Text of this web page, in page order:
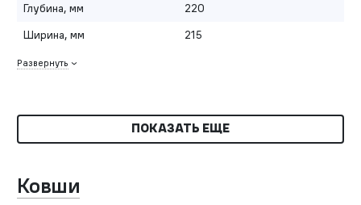
Глубина, мм
220
Ширина, мм
215
Развернуть
ПОКАЗАТЬ ЕЩЕ
Ковши